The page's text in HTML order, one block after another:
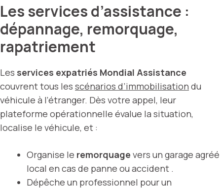
Les services d’assistance :
dépannage, remorquage,
rapatriement
Les services expatriés Mondial Assistance
couvrent tous les scénarios d’immobilisation du
véhicule à l’étranger. Dès votre appel, leur
plateforme opérationnelle évalue la situation,
localise le véhicule, et :
Organise le remorquage vers un garage agréé
local en cas de panne ou accident .
Dépêche un professionnel pour un